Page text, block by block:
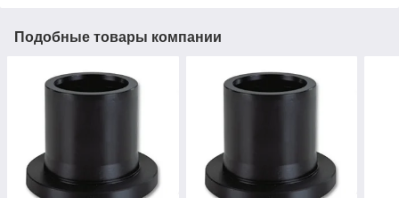
Подобные товары компании